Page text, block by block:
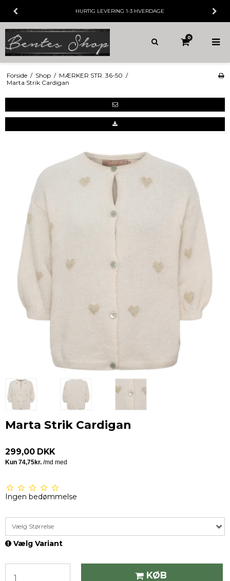
HURTIG LEVERING 1-3 HVERDAGE
0
Forside / Shop / MÆRKER STR. 36-50 /
Marta Strik Cardigan
Marta Strik Cardigan
299,00 DKK
Ingen bedømmelse
Vælg Størrelse
Vælg Variant
KØB